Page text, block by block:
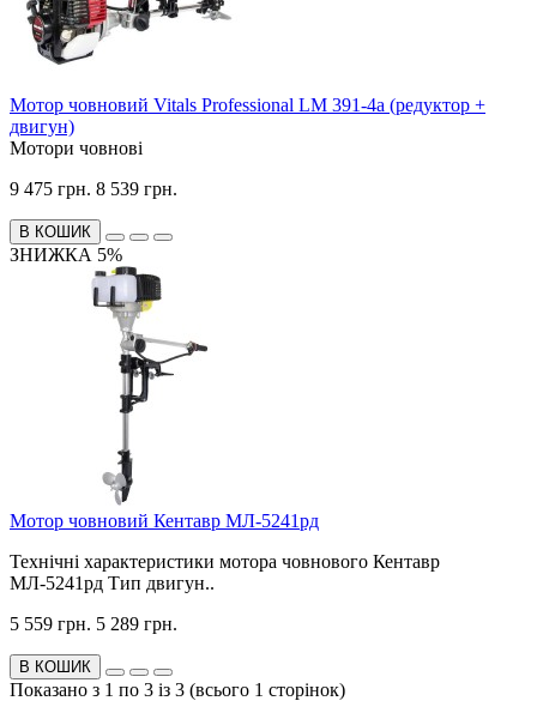
Мотор човновий Vitals Professional LM 391-4a (редуктор +
двигун)
Мотори човнові
9 475 грн. 8 539 грн.
В КОШИК
ЗНИЖКА 5%
Мотор човновий Кентавр МЛ-5241рд
Технічні характеристики мотора човнового Кентавр
МЛ-5241рд Тип двигун..
5 559 грн. 5 289 грн.
В КОШИК
Показано з 1 по 3 із 3 (всього 1 сторінок)